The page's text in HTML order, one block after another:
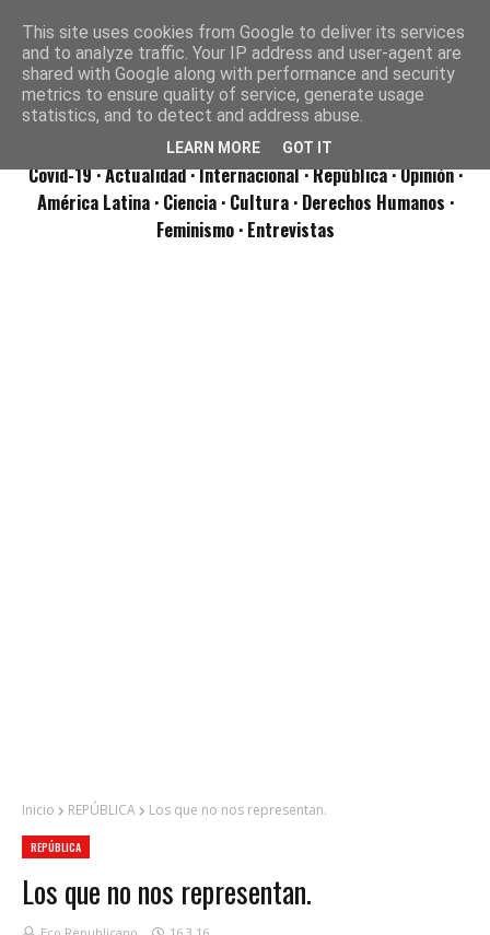
Covid-19· Actualidad· Internacional· República· Opinión·
América Latina · Ciencia · Cultura · Derechos Humanos ·
Feminismo · Entrevistas
Inicio REPÚBLICA Los que no nos representan.
REPÚBLICA
Los que no nos representan.
This site uses cookies from Google to deliver its services
and to analyze traffic. Your IP address and user-agent are
shared with Google along with performance and security
metrics to ensure quality of service, generate usage
statistics, and to detect and address abuse.
LEARN MORE GOT IT